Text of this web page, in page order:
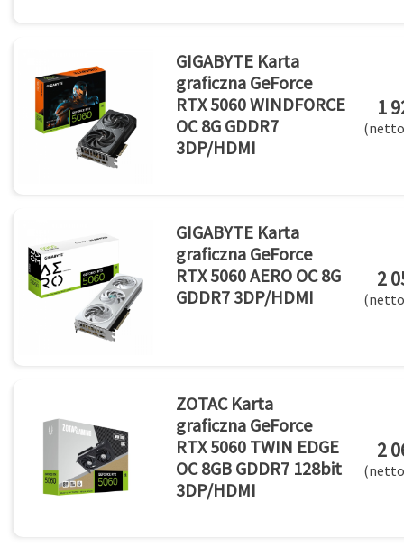
1
GIGABYTE Karta
graficzna GeForce
RTX 5060 WINDFORCE
OC 8G GDDR7
3DP/HDMI
2
GIGABYTE Karta
graficzna GeForce
RTX 5060 AERO OC 8G
GDDR7 3DP/HDMI
2
ZOTAC Karta
graficzna GeForce
RTX 5060 TWIN EDGE
OC 8GB GDDR7 128bit
3DP/HDMI